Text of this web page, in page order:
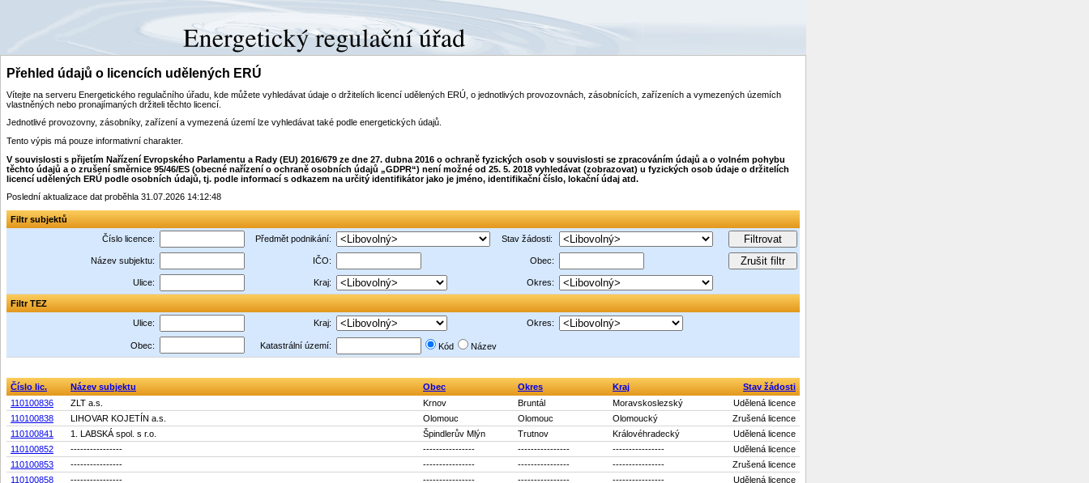
Přehled údajů o licencích udělených ERÚ
Vítejte na serveru Energetického regulačního úřadu, kde můžete vyhledávat údaje o držitelích licencí udělených ERÚ, o jednotlivých provozovnách, zásobnících, zařízeních a vymezených územích
vlastněných nebo pronajímaných držiteli těchto licencí.
Jednotlivé provozovny, zásobníky, zařízení a vymezená území lze vyhledávat také podle energetických údajů.
Tento výpis má pouze informativní charakter.
V souvislosti s přijetím Nařízení Evropského Parlamentu a Rady (EU) 2016/679 ze dne 27. dubna 2016 o ochraně fyzických osob v souvislosti se zpracováním údajů a o volném pohybu
těchto údajů a o zrušení směrnice 95/46/ES (obecné nařízení o ochraně osobních údajů „GDPR“) není možné od 25. 5. 2018 vyhledávat (zobrazovat) u fyzických osob údaje o držitelích
licencí udělených ERÚ podle osobních údajů, tj. podle informací s odkazem na určitý identifikátor jako je jméno, identifikační číslo, lokační údaj atd.
Poslední aktualizace dat proběhla 31.07.2026 14:12:48
Filtr subjektů
Číslo licence:
Předmět podnikání: Stav žádosti:
Název subjektu: IČO: Obec:
Ulice: Kraj: Okres:
Filtr TEZ
Ulice:
Kraj: Okres:
Obec: Katastrální území: Kód Název
Číslo lic. Název subjektu Obec Okres Kraj
Stav žádosti
110100836
ZLT a.s. Krnov Bruntál Moravskoslezský
Udělená licence
110100838
LIHOVAR KOJETÍN a.s. Olomouc Olomouc Olomoucký
Zrušená licence
110100841
1. LABSKÁ spol. s r.o. Špindlerův Mlýn Trutnov Královéhradecký
Udělená licence
110100852
---------------- ---------------- ---------------- ----------------
Udělená licence
110100853
---------------- ---------------- ---------------- ----------------
Zrušená licence
110100858
---------------- ---------------- ---------------- ----------------
Udělená licence